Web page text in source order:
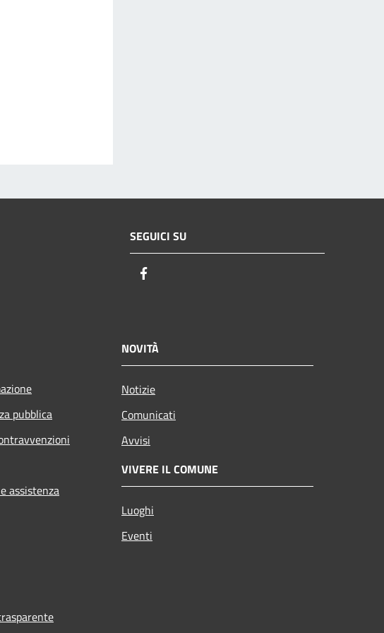
SEGUICI SU
pubblica
assistenza
NOVITÀ
Notizie
Comunicati
Avvisi
VIVERE IL COMUNE
Luoghi
Eventi